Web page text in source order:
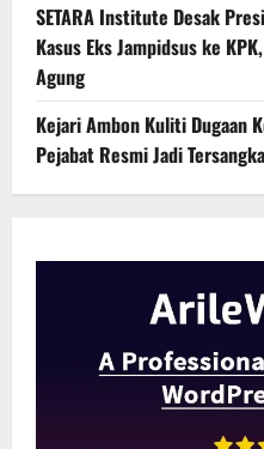
SETARA Institute Desak
Kasus Eks Jampidsus ke
Agung
Kejari Ambon Kuliti Dugaan
Pejabat Resmi Jadi Tersangka